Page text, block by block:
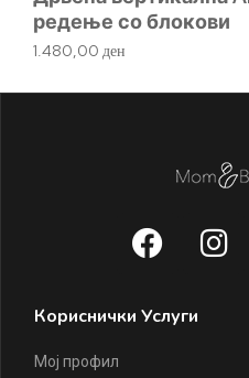
редење со блокови
1.480,00 ден
Кориснички Услуги
Мој профил